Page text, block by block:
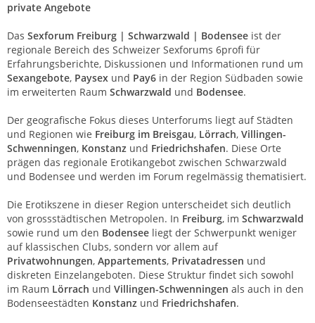
private Angebote
Das Sexforum Freiburg | Schwarzwald | Bodensee ist der
regionale Bereich des Schweizer Sexforums 6profi für
Erfahrungsberichte, Diskussionen und Informationen rund um
Sexangebote, Paysex und Pay6 in der Region Südbaden sowie
im erweiterten Raum Schwarzwald und Bodensee.
Der geografische Fokus dieses Unterforums liegt auf Städten
und Regionen wie Freiburg im Breisgau, Lörrach, Villingen-
Schwenningen, Konstanz und Friedrichshafen. Diese Orte
prägen das regionale Erotikangebot zwischen Schwarzwald
und Bodensee und werden im Forum regelmässig thematisiert.
Die Erotikszene in dieser Region unterscheidet sich deutlich
von grossstädtischen Metropolen. In Freiburg, im Schwarzwald
sowie rund um den Bodensee liegt der Schwerpunkt weniger
auf klassischen Clubs, sondern vor allem auf
Privatwohnungen, Appartements, Privatadressen und
diskreten Einzelangeboten. Diese Struktur findet sich sowohl
im Raum Lörrach und Villingen-Schwenningen als auch in den
Bodenseestädten Konstanz und Friedrichshafen.